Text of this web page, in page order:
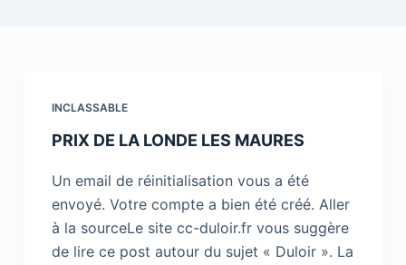
INCLASSABLE
PRIX DE LA LONDE LES MAURES
Un email de réinitialisation vous a été
envoyé. Votre compte a bien été créé. Aller
à la sourceLe site cc-duloir.fr vous suggère
de lire ce post autour du sujet « Duloir ». La